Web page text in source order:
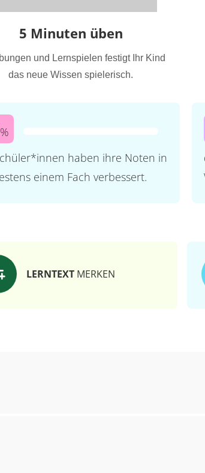
5 Minuten üben
und Lernspielen festigt Ihr Kind
das neue Wissen spielerisch.
%
haben ihre Noten in
einem Fach verbessert.
LERNTEXT MERKEN